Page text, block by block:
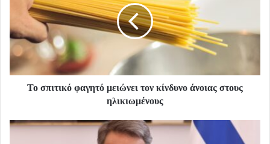
Το σπιτικό φαγητό μειώνει τον κίνδυνο άνοιας στους
ηλικιωμένους